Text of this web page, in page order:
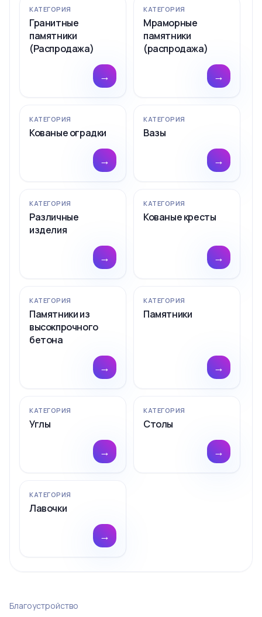
КАТЕГОРИЯ
Гранитные
памятники
(Распродажа)
→
КАТЕГОРИЯ
Мраморные
памятники
(распродажа)
→
КАТЕГОРИЯ
Кованые оградки
→
КАТЕГОРИЯ
Вазы
→
КАТЕГОРИЯ
Различные
изделия
→
КАТЕГОРИЯ
Кованые кресты
→
КАТЕГОРИЯ
Памятники из
высокпрочного
бетона
→
КАТЕГОРИЯ
Памятники
→
КАТЕГОРИЯ
Углы
→
КАТЕГОРИЯ
Столы
→
КАТЕГОРИЯ
Лавочки
→
Благоустройство